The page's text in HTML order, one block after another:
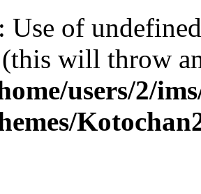
: Use of
will throw
users/2/